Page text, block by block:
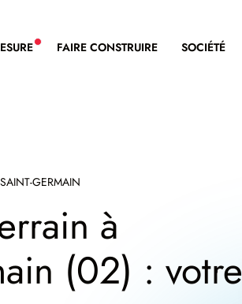
NOUVEAU SERVICE BDL EXTENSION
FAIRE CONSTRUIRE SOCIÉTÉ
GERMAIN
à
(02) : votre